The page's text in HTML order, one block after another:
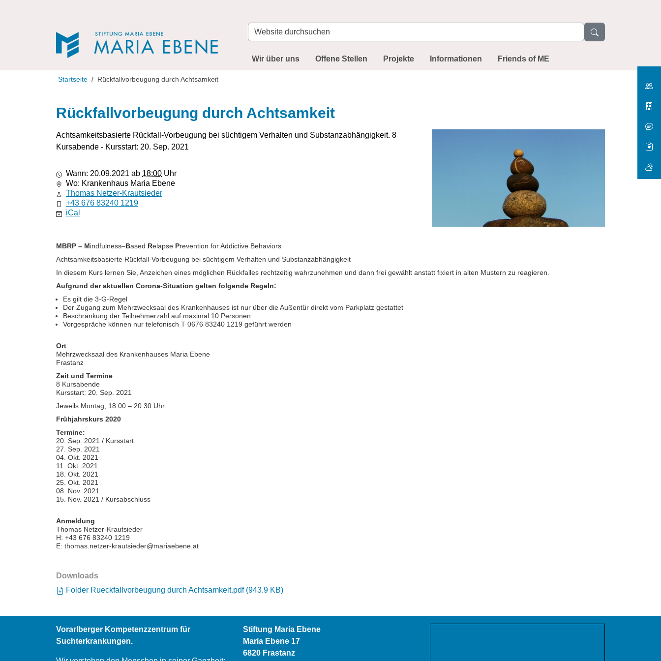
Website
durchsuchen
Wir über uns Offene Stellen Projekte Informationen Friends of ME
Startseite Rückfallvorbeugung durch Achtsamkeit
Rückfallvorbeugung durch Achtsamkeit
Achtsamkeitsbasierte Rückfall-Vorbeugung bei süchtigem Verhalten und Substanzabhängigkeit. 8
Kursabende - Kursstart: 20. Sep. 2021
https://www.mariaebene.at/rueckfallvorbeugung-
durch-
achtsamkeit-
2
Rückfallvorbeugung
2021-
20T18:00:00+02:00
2021-
20T23:59:59+02:00
Achtsamkeitsbasierte
Rückfall-
Vorbeugung
Verhalten
und
8
Kursabende
Kursstart:
20.
Sep.
2021
Krankenhaus
Maria
Ebene
Wann: 20.09.2021 ab 18:00 Uhr
Wo: Krankenhaus Maria Ebene
Thomas Netzer-Krautsieder
+43 676 83240 1219
iCal
MBRP – Mindfulness–Based Relapse Prevention for Addictive Behaviors
Achtsamkeitsbasierte Rückfall-Vorbeugung bei süchtigem Verhalten und Substanzabhängigkeit
In diesem Kurs lernen Sie, Anzeichen eines möglichen Rückfalles rechtzeitig wahrzunehmen und dann frei gewählt anstatt fixiert in alten Mustern zu reagieren.
Aufgrund der aktuellen Corona-Situation gelten folgende Regeln:
Es gilt die 3-G-Regel
Der Zugang zum Mehrzwecksaal des Krankenhauses ist nur über die Außentür direkt vom Parkplatz gestattet
Beschränkung der Teilnehmerzahl auf maximal 10 Personen
Vorgespräche können nur telefonisch T 0676 83240 1219 geführt werden
Ort
Mehrzwecksaal des Krankenhauses Maria Ebene
Frastanz
Zeit und Termine
8 Kursabende
Kursstart: 20. Sep. 2021
Jeweils Montag, 18.00 – 20.30 Uhr
Frühjahrskurs 2020
Termine:
20. Sep. 2021 / Kursstart
27. Sep. 2021
04. Okt. 2021
11. Okt. 2021
18. Okt. 2021
25. Okt. 2021
08. Nov. 2021
15. Nov. 2021 / Kursabschluss
Anmeldung
Thomas Netzer-Krautsieder
H: +43 676 83240 1219
E: thomas.netzer-krautsieder@mariaebene.at
Downloads
Folder Rueckfallvorbeugung durch Achtsamkeit.pdf(943.9 KB)
Vorarlberger Kompetenzzentrum für
Suchterkrankungen.
Stiftung Maria Ebene
Maria Ebene 17
6820 Frastanz